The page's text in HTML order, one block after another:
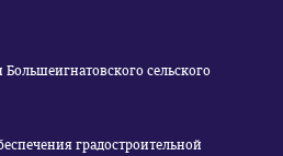
сельского
градостроительной